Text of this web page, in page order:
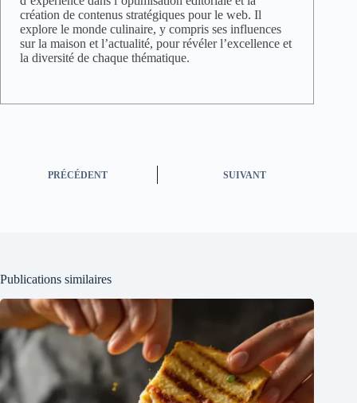
création de contenus stratégiques pour le web. Il
explore le monde culinaire, y compris ses influences
sur la maison et l’actualité, pour révéler l’excellence et
la diversité de chaque thématique.
PRÉCÉDENT SUIVANT
Publications similaires